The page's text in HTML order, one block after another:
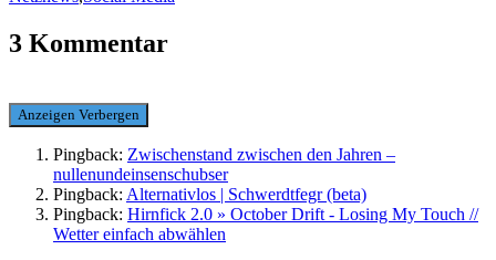
3 Kommentar
Anzeigen Verbergen
Pingback: Zwischenstand zwischen den Jahren –
nullenundeinsenschubser
Pingback: Alternativlos | Schwerdtfegr (beta)
Pingback: Hirnfick 2.0 » October Drift - Losing My Touch //
Wetter einfach abwählen